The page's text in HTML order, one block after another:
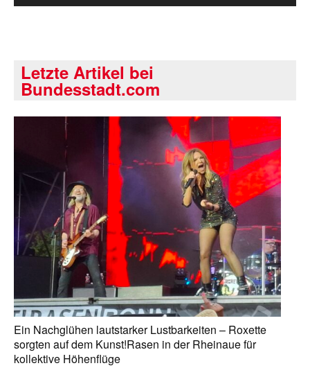
Letzte Artikel bei
Bundesstadt.com
Ein Nachglühen lautstarker Lustbarkeiten – Roxette
sorgten auf dem Kunst!Rasen in der Rheinaue für
kollektive Höhenflüge